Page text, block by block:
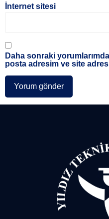
İnternet sitesi
Daha sonraki
posta adresim ve site